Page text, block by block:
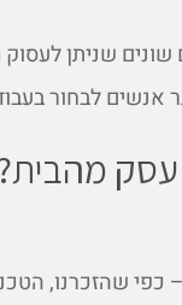
שונים שניתן
אנשים לבחור
– כפי שהזכרנו,